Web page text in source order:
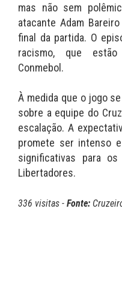
mas não sem
atacante Adam
final da partida. O
racismo, que
Conmebol.
À medida que o jogo
sobre a equipe do
escalação. A
promete ser intenso
significativas para
Libertadores.
336 visitas - Fonte: